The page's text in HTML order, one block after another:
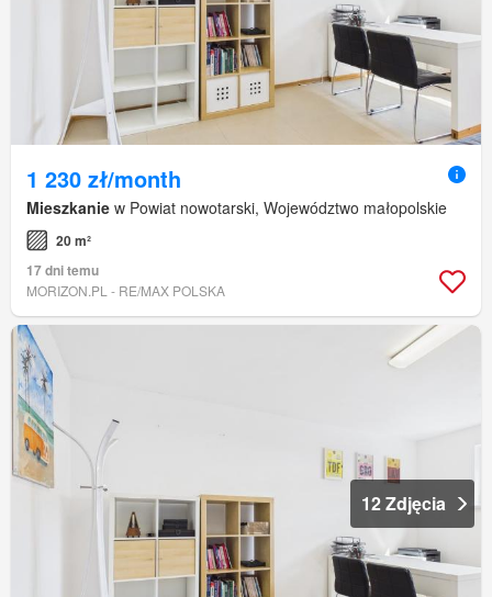
1 230 zł/month
Mieszkanie w Powiat nowotarski, Województwo małopolskie
20 m²
17 dni temu
MORIZON.PL - RE/MAX POLSKA
12 Zdjęcia